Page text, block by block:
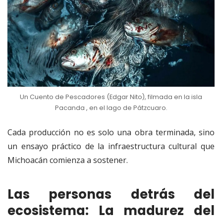
Un Cuento de Pescadores (Edgar Nito), filmada en la isla
Pacanda , en el lago de Pátzcuaro.
Cada producción no es solo una obra terminada, sino
un ensayo práctico de la infraestructura cultural que
Michoacán comienza a sostener.
Las personas detrás del
ecosistema: La madurez del